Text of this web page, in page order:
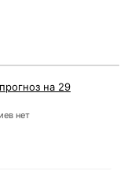
на 29
нет